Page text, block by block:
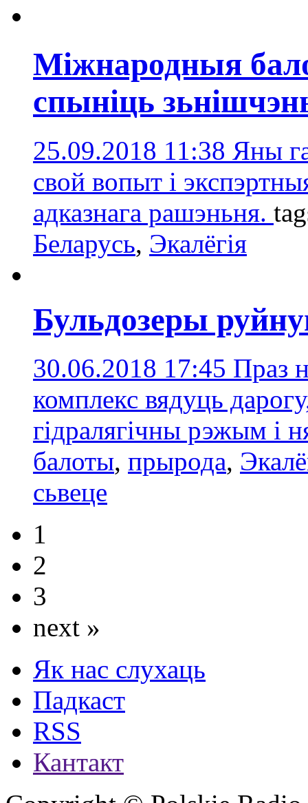
Міжнародныя
спыніць
25.09.2018 11:38 Яны
свой вопыт і
адказнага рашэньня.
Беларусь, Экалёгія
Бульдозеры
30.06.2018 17:45 Праз
комплекс вядуць
гідралягічны рэжым і
балоты, прырода,
сьвеце
1
2
3
next »
Як нас слухаць
Падкаст
RSS
Кантакт